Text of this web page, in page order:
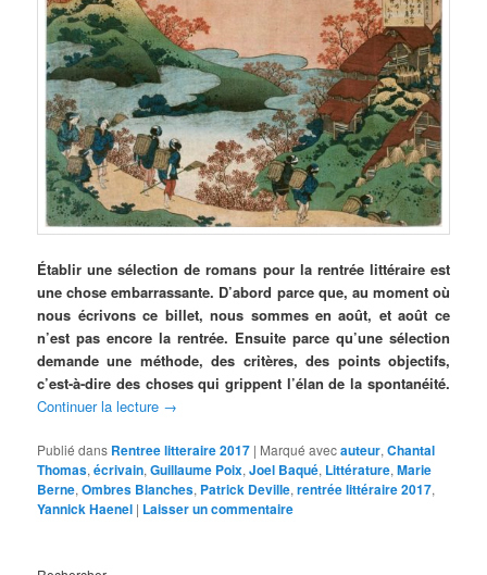
Établir une sélection de romans pour la rentrée littéraire est
une chose embarrassante. D’abord parce que, au moment où
nous écrivons ce billet, nous sommes en août, et août ce
n’est pas encore la rentrée. Ensuite parce qu’une sélection
demande une méthode, des critères, des points objectifs,
c’est-à-dire des choses qui grippent l’élan de la spontanéité.
Continuer la lecture →
Publié dans Rentree litteraire 2017 | Marqué avecauteur,Chantal
Thomas,écrivain,Guillaume Poix,Joel Baqué, Littérature,Marie
Berne,Ombres Blanches, Patrick Deville,rentrée littéraire 2017,
Yannick Haenel | Laisser un commentaire